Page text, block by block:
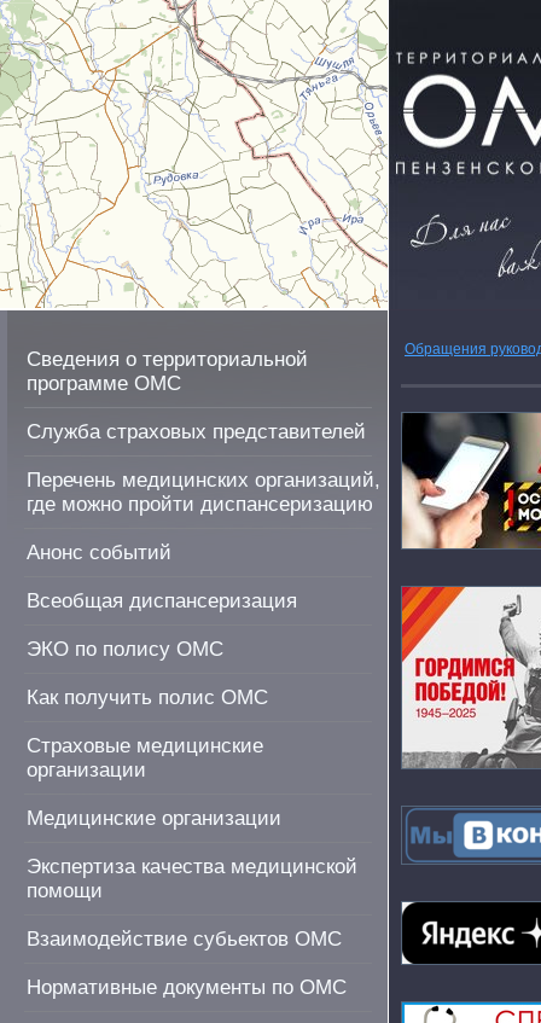
Сведения о территориальной
программе ОМС
Служба страховых представителей
Перечень медицинских организаций,
где можно пройти диспансеризацию
Анонс событий
Всеобщая диспансеризация
ЭКО по полису ОМС
Как получить полис ОМС
Страховые медицинские
организации
Медицинские организации
Экспертиза качества медицинской
помощи
Взаимодействие субьектов ОМС
Нормативные документы по ОМС
Обращения